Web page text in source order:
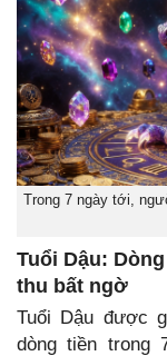
Trong 7 ngày tới,
Tuổi Dậu:
thu bất ngờ
Tuổi Dậu được
dòng tiền trong